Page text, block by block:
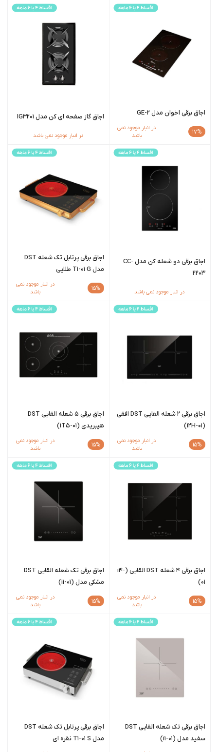
اجاق برقی اخوان مدل GE-2
17%
در انبار موجود نمی
باشد
اجاق گاز صفحه ای کن مدل IG3201
در انبار موجود نمی باشد
اجاق برقی دو شعله کن مدل CC-
2203
در انبار موجود نمی باشد
اجاق برقی پرتابل تک شعله DST
مدل T1-01 G طلایی
15%
در انبار موجود نمی
باشد
اجاق برقی 2 شعله القایی DST افقی
(i2H-01)
15%
در انبار موجود نمی
باشد
اجاق برقی 5 شعله القایی DST
هیبریدی (iT5-01)
15%
در انبار موجود نمی
باشد
اجاق برقی 4 شعله DST القایی (i4-
01)
15%
در انبار موجود نمی
باشد
اجاق برقی تک شعله القایی DST
مشکی مدل (i1-01)
15%
در انبار موجود نمی
باشد
اجاق برقی تک شعله القایی DST
سفید مدل (i1-01)
اجاق برقی پرتابل تک شعله DST
مدل T1-01 S نقره ای